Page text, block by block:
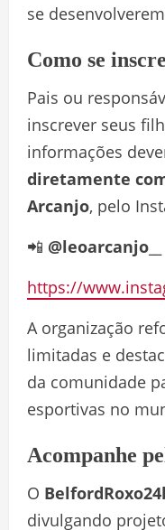
se
Como se
Pais ou
inscrever seus
informações
diretamente
Arcanjo, pelo
📲 @leoarcanjo__
https://
A organização
limitadas e
da comunidade
esportivas no
Acompanhe
O
divulgando